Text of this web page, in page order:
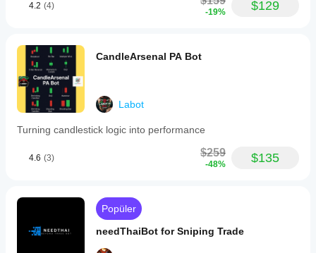
4.2 (4)
-19% $129
CandleArsenal PA Bot
Labot
Turning candlestick logic into performance
4.6 (3) $259
-48% $135
Popüler
needThaiBot for Sniping Trade